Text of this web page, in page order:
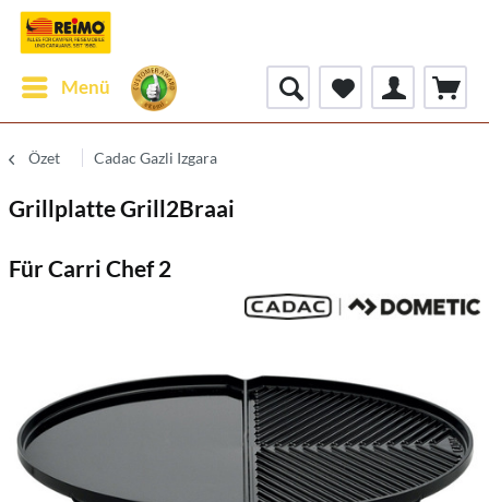
Menü
Özet Cadac Gazli Izgara
Grillplatte Grill2Braai
Für Carri Chef 2